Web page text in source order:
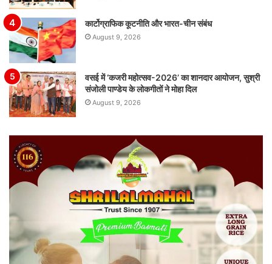
कार्टोग्राफिक कूटनीति और भारत-चीन संबंध
August 9, 2026
वसई में ‘कजरी महोत्सव-2026’ का शानदार आयोजन, सुश्री
संजोली पाण्डेय के लोकगीतों ने मोहा दिल
August 9, 2026